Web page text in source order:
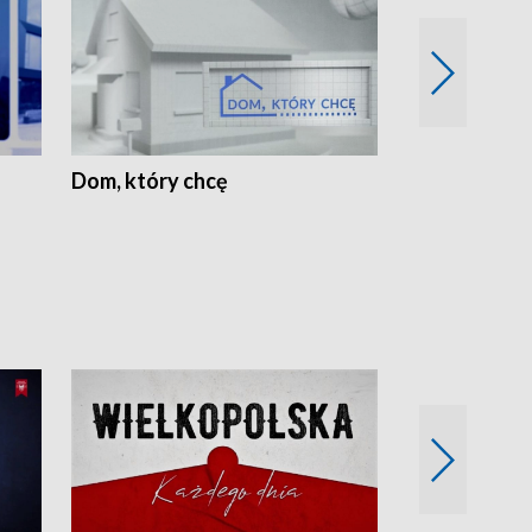
Dom, który chcę